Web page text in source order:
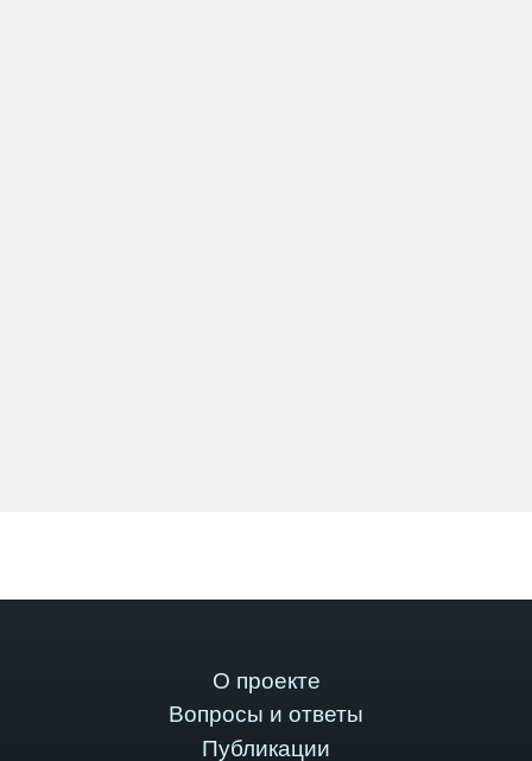
О проекте
Вопросы и ответы
Публикации